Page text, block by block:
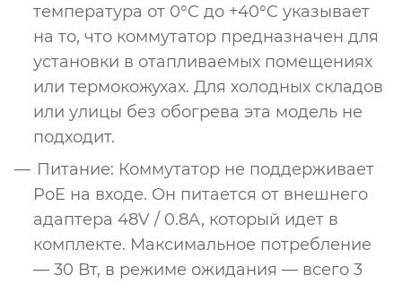
температура от 0°C до +40°C указывает
на то, что коммутатор предназначен для
установки в отапливаемых помещениях
или термокожухах. Для холодных складов
или улицы без обогрева эта модель не
подходит.
Питание: Коммутатор не поддерживает
PoE на входе. Он питается от внешнего
адаптера 48V / 0.8A, который идет в
комплекте. Максимальное потребление
— 30 Вт, в режиме ожидания — всего 3